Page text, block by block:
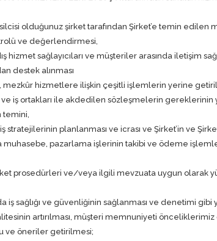
olduğunuz şirket tarafından Şirket’e temin
ve değerlendirmesi,
hizmet sağlayıcıları ve müşteriler arasında iletişim
destek alınması
mezkûr hizmetlere ilişkin çeşitli işlemlerin yerine
iş ortakları ile akdedilen sözleşmelerin gereklerinin
temini,
stratejilerinin planlanması ve icrası ve Şirket’in ve
muhasebe, pazarlama işlerinin takibi ve ödeme
prosedürleri ve/veya ilgili mevzuata uygun olarak
iş sağlığı ve güvenliğinin sağlanması ve denetimi
artırılması, müşteri memnuniyeti
ve öneriler getirilmesi;